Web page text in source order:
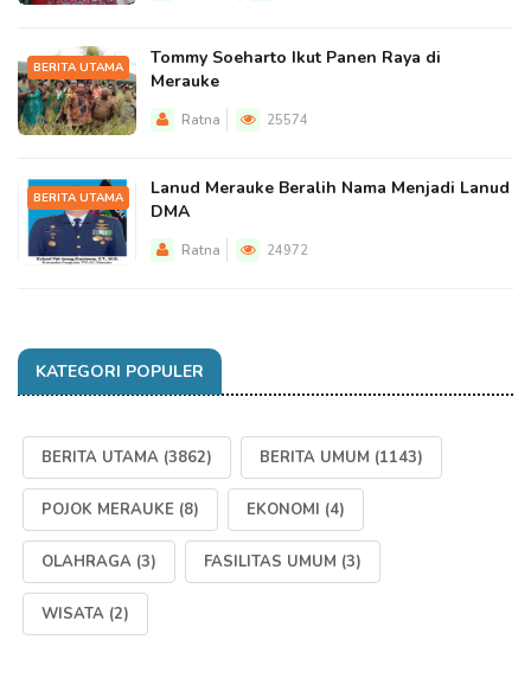
BERITA UTAMA
Tommy Soeharto Ikut Panen Raya di
Merauke
Ratna 25574
BERITA UTAMA
Lanud Merauke Beralih Nama Menjadi Lanud
DMA
Ratna 24972
KATEGORI POPULER
BERITA UTAMA (3862) BERITA UMUM (1143)
POJOK MERAUKE (8) EKONOMI (4)
OLAHRAGA (3) FASILITAS UMUM (3)
WISATA (2)